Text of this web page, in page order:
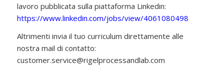
lavoro pubblicata sulla piattaforma Linkedin:
https://www.linkedin.com/jobs/view/4061080498
Altrimenti invia il tuo curriculum direttamente alle
nostra mail di contatto:
customer.service@rigelprocessandlab.com